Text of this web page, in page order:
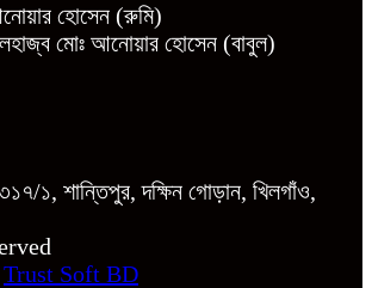
হোসেন (রুমি)
মোঃ আনোয়ার হোসেন (বাবুল)
১, শান্তিপুর, দক্ষিন গোড়ান, খিলগাঁও,
Trust Soft BD